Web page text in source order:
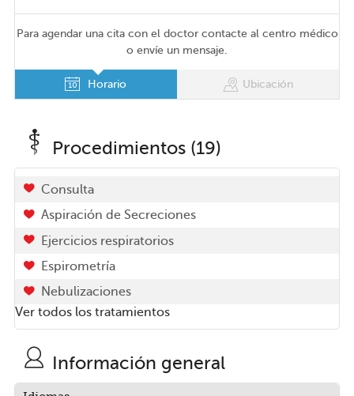
Para agendar una cita con el doctor contacte al centro médico
o envíe un mensaje.
Horario Ubicación
Procedimientos (19)
Consulta
Aspiración de Secreciones
Ejercicios respiratorios
Espirometría
Nebulizaciones
Ver todos los tratamientos
Información general